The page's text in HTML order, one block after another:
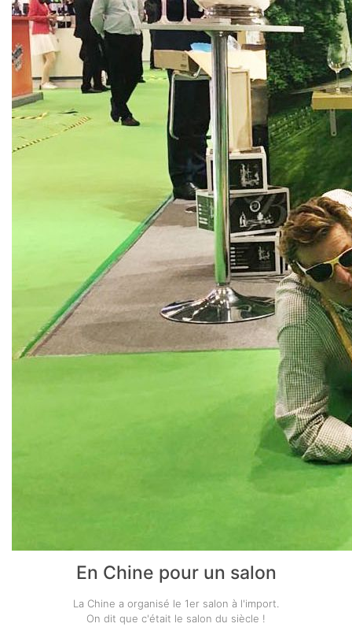
En Chine pour un salon
La Chine a organisé le 1er salon à l'import.
On dit que c'était le salon du siècle !